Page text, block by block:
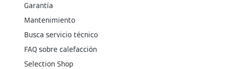
Garantía
Mantenimiento
Busca servicio técnico
FAQ sobre calefacción
Selection Shop